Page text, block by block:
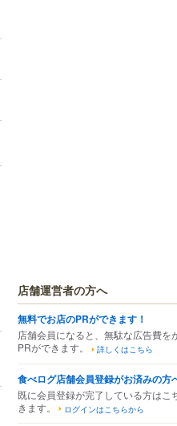
店舗運営者の方へ
無料でお店のPRができます！
店舗会員になると、無駄な広告費を
PRができます。
詳しくはこちら
食べログ店舗会員登録がお済みの方
既に会員登録が完了している方はこ
きます。
ログインはこちらから